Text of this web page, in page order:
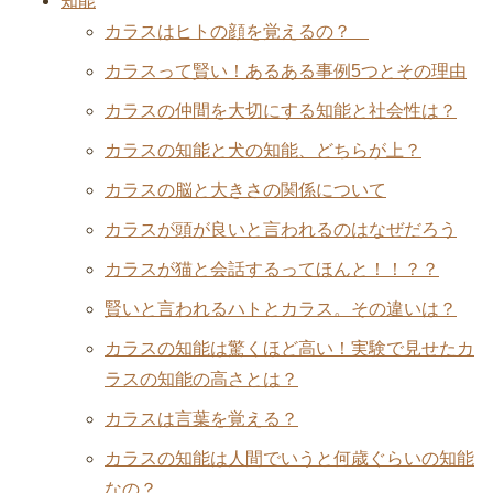
カラスはヒトの顔を覚えるの？
カラスって賢い！あるある事例5つとその理由
カラスの仲間を大切にする知能と社会性は？
カラスの知能と犬の知能、どちらが上？
カラスの脳と大きさの関係について
カラスが頭が良いと言われるのはなぜだろう
カラスが猫と会話するってほんと！！？？
賢いと言われるハトとカラス。その違いは？
カラスの知能は驚くほど高い！実験で見せたカ
ラスの知能の高さとは？
カラスは言葉を覚える？
カラスの知能は人間でいうと何歳ぐらいの知能
なの？